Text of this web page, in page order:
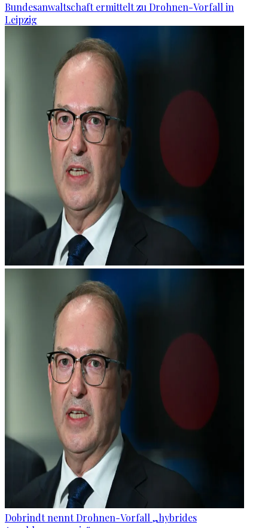
Bundesanwaltschaft ermittelt zu Drohnen-Vorfall in
Leipzig
Dobrindt nennt Drohnen-Vorfall „hybrides